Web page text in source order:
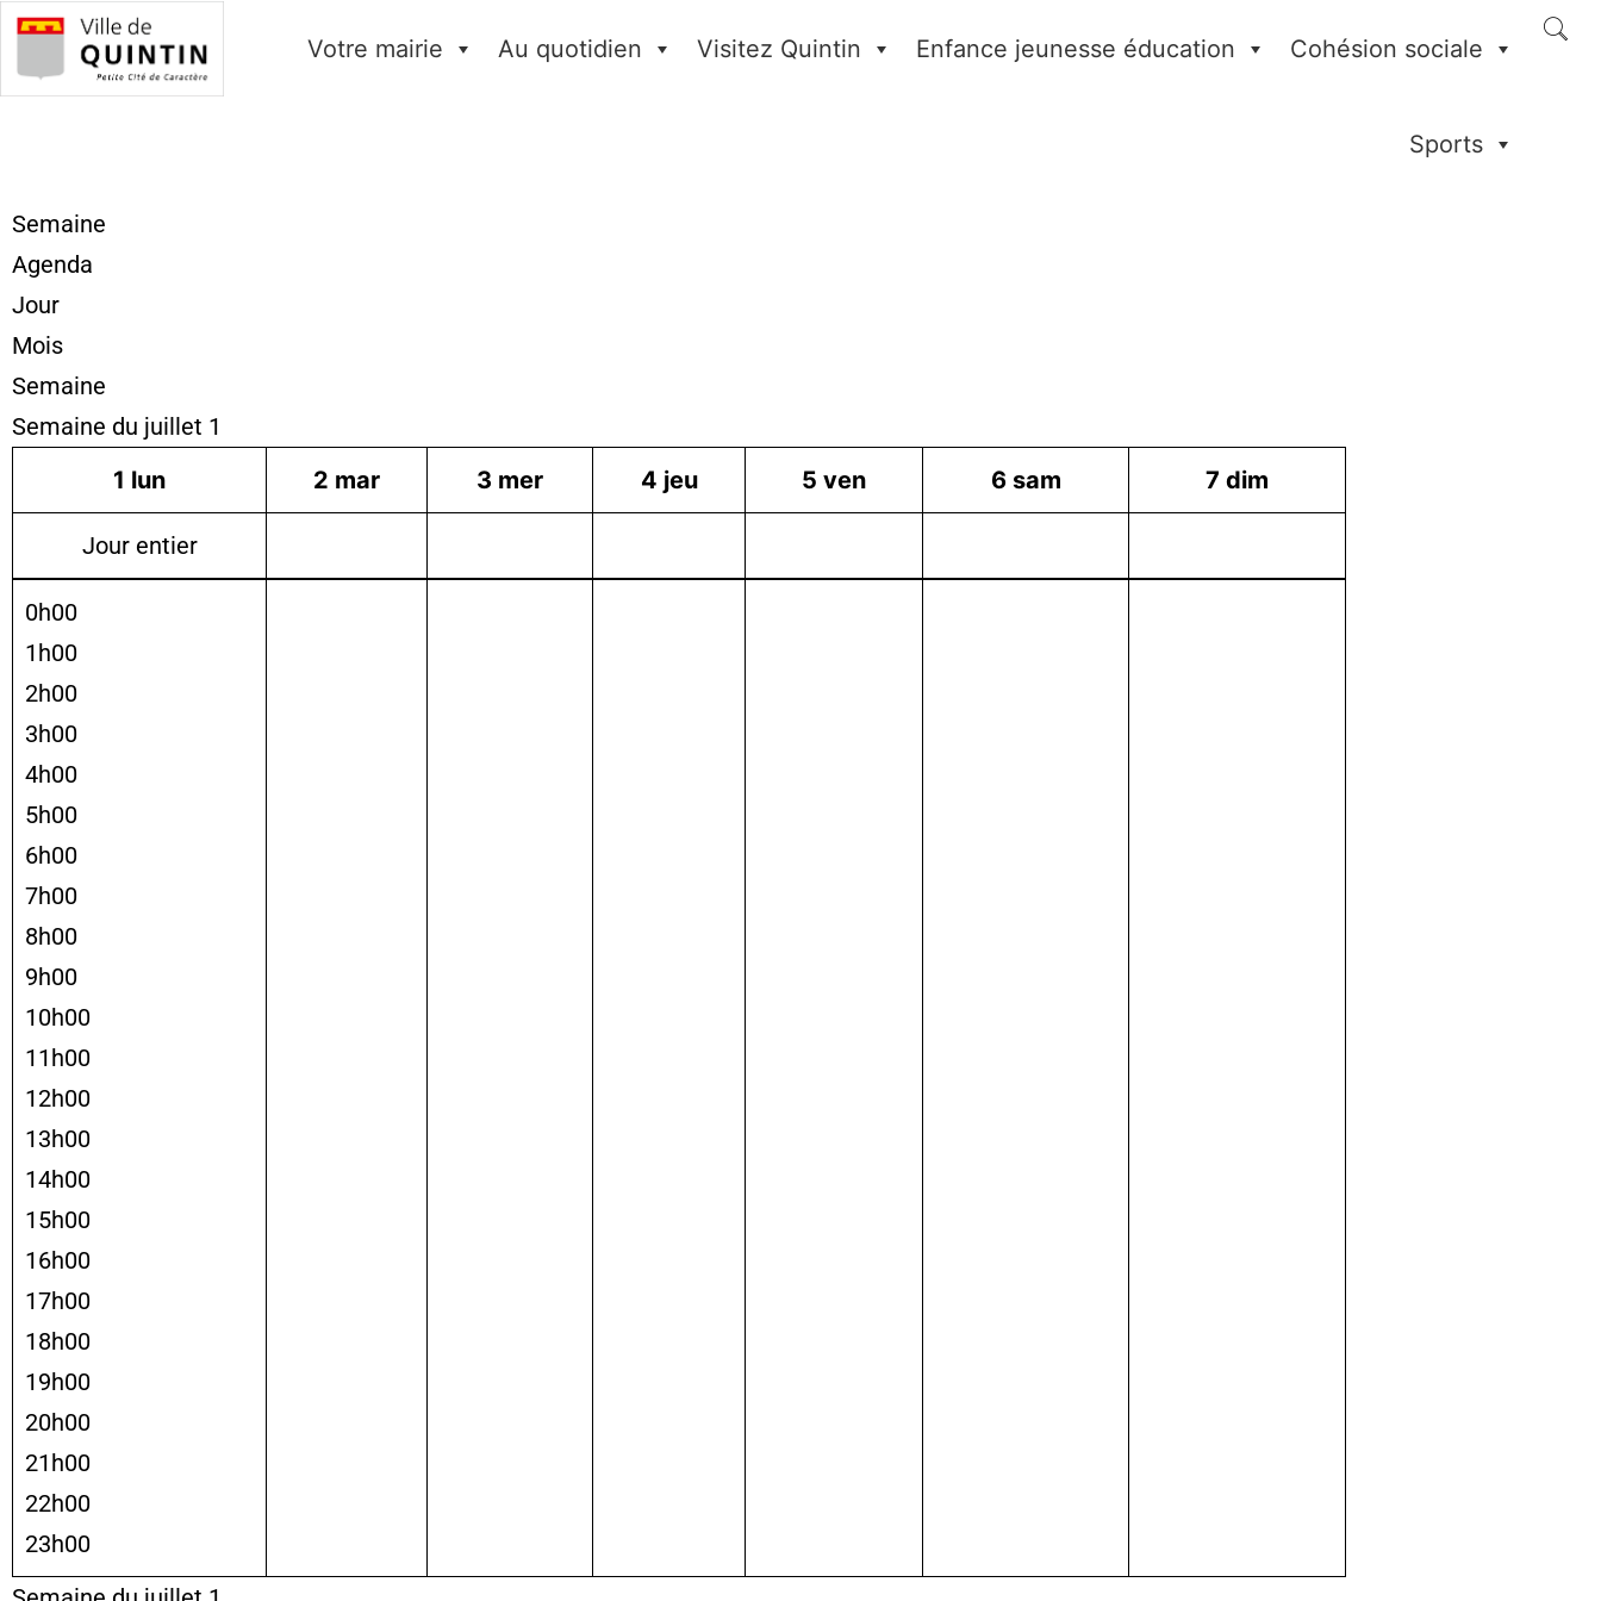
Votre mairie Au quotidien Visitez Quintin Enfance jeunesse éducation Cohésion sociale
Sports
Semaine
Agenda
Jour
Mois
Semaine
Semaine du juillet 1
1 lun 2 mar 3 mer 4 jeu 5 ven 6 sam 7 dim
Jour entier
0h00
1h00
2h00
3h00
4h00
5h00
6h00
7h00
8h00
9h00
10h00
11h00
12h00
13h00
14h00
15h00
16h00
17h00
18h00
19h00
20h00
21h00
22h00
23h00